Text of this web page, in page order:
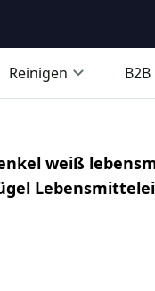
Reinigen B2B
weiß